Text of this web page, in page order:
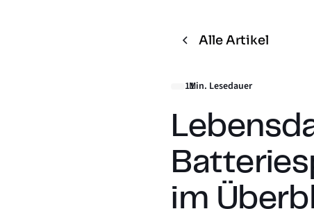
Alle Artikel
11Min. Lesedauer
im